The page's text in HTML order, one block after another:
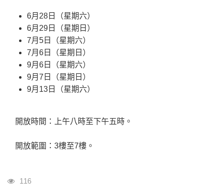
6月28日（星期六）
6月29日（星期日）
7月5日（星期六）
7月6日（星期日）
9月6日（星期六）
9月7日（星期日）
9月13日（星期六）
開放時間：上午八時至下午五時。
開放範圍：3樓至7樓。
瀏覽人次
116